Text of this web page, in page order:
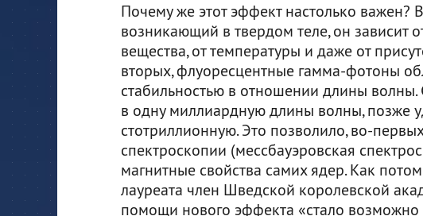
Почему же этот эффект настолько важен?
возникающий в твердом теле, он зависит
вещества, от температуры и даже от
вторых, флуоресцентные гамма-фотоны
стабильностью в отношении длины
в одну миллиардную длины волны, позже
стотриллионную. Это позволило, во-
спектроскопии (мессбауэровская
магнитные свойства самих ядер. Как
лауреата член Шведской королевской
помощи нового эффекта «стало возможно